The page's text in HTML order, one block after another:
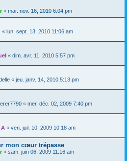
« mar. nov. 16, 2010 6:04 pm
« lun. sept. 13, 2010 11:06 am
« dim. avr. 11, 2010 5:57 pm
« jeu. janv. 14, 2010 5:13 pm
« mer. déc. 02, 2009 7:40 pm
A « ven. juil. 10, 2009 10:18 am
mon cœur trépasse
« sam. juin 06, 2009 11:16 am